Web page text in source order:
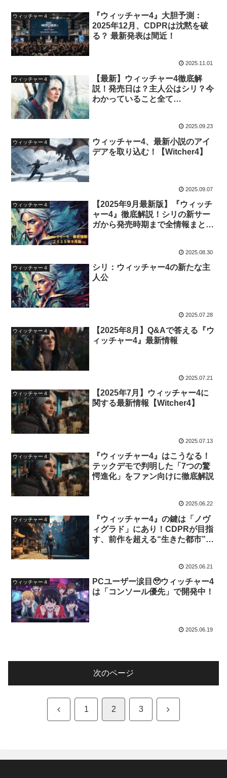
ウィッチャー４
『ウィッチャー4』大胆予測：
2025年12月、CDPRは沈黙を破
る？ 最新発表は間近！
2025.11.01
ウィッチャー４
【最新】ウィッチャー4徹底解
説！発売日は？主人公はシリ？今
わかっていること全て
2025.09.23
ウィッチャー４
ウィッチャー4、最新小説のアイ
デアを取り込む！【Witcher4】
2025.09.07
ウィッチャー４
【2025年9月最新版】『ウィッチ
ャー4』徹底解説！シリの新サー
ガから発売時期まで全情報まとめ
2025.08.30
ウィッチャー４
シリ：ウィッチャー4の新たな主
人公
2025.07.28
ウィッチャー４
【2025年8月】Q&Aで答える『ウ
ィッチャー4』最新情報
2025.07.21
ウィッチャー４
【2025年7月】ウィッチャー4に
関する最新情報【Witcher4】
2025.07.13
ウィッチャー４
『ウィッチャー4』はこうなる！
テックデモで判明した「7つの驚
愕進化」をファン向けに徹底解説
2025.06.22
ウィッチャー４
『ウィッチャー4』の鍵は「ノヴ
ィグラド」にあり！CDPRが目指
す、前作を超える“生きた都市”と
2025.06.21
ウィッチャー４
PCユーザー涙目🥹ウィッチャー4
は「コンソール優先」で開発中！
2025.06.19
次のページ
前 1 2 3 次